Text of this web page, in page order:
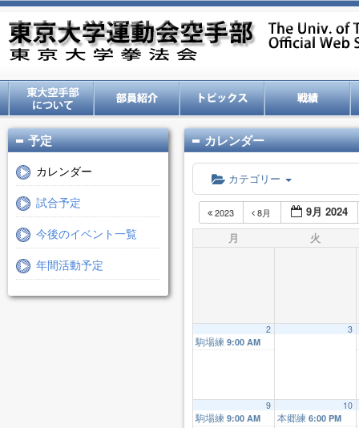
予定
カレンダー
試合予定
今後のイベント一覧
年間活動予定
カレンダー
カテゴリー
2023 8月
9月 2024
月
火
2
駒場練 9:00 AM
3
9
駒場練 9:00 AM
10
本郷練 6:00 PM